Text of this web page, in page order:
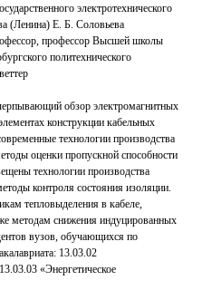
электротехнического
(Ленина) Е. Б. Соловьева
профессор Высшей школы
политехнического
обзор электромагнитных
конструкции кабельных
технологии производства
оценки пропускной способности
технологии производства
контроля состояния изоляции.
тепловыделения в кабеле,
методам снижения индуцированных
вузов, обучающихся по
13.03.02
«Энергетическое